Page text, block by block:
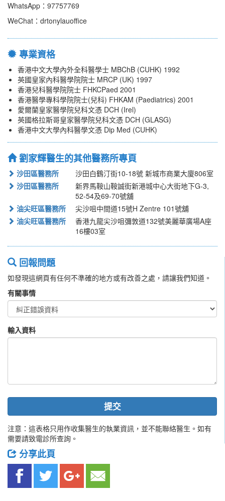
WhatsApp：97757769
WeChat：drtonylauoffice
專業資格
香港中文大學內外全科醫學士 MBChB (CUHK) 1992
英國皇家內科醫學院院士 MRCP (UK) 1997
香港兒科醫學院院士 FHKCPaed 2001
香港醫學專科學院院士(兒科) FHKAM (Paediatrics) 2001
愛爾蘭皇家醫學院兒科文憑 DCH (Irel)
英國格拉斯哥皇家醫學院兒科文憑 DCH (GLASG)
香港中文大學內科醫學文憑 Dip Med (CUHK)
劉家輝醫生的其他醫務所專頁
沙田區醫務所
沙田白鶴汀街10-18號 新城市商業大廈806室
沙田區醫務所
新界馬鞍山鞍誠街新港城中心大街地下G-3,
52-54及69-70號舖
油尖旺區醫務所
尖沙咀中間道15號H Zentre 101號舖
油尖旺區醫務所
香港九龍尖沙咀彌敦道132號美麗華廣場A座
16樓03室
回報問題
如發現這網頁有任何不準確的地方或有改善之處，請讓我們知道。
有關事情
輸入資料
提交
注意：這表格只用作收集醫生的執業資訊，並不能聯絡醫生。如有
需要請致電診所查詢。
分享此頁